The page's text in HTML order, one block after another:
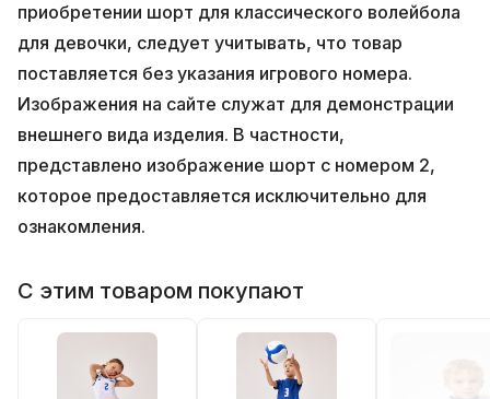
приобретении шорт для классического волейбола
для девочки, следует учитывать, что товар
поставляется без указания игрового номера.
Изображения на сайте служат для демонстрации
внешнего вида изделия. В частности,
представлено изображение шорт с номером 2,
которое предоставляется исключительно для
ознакомления.
С этим товаром покупают